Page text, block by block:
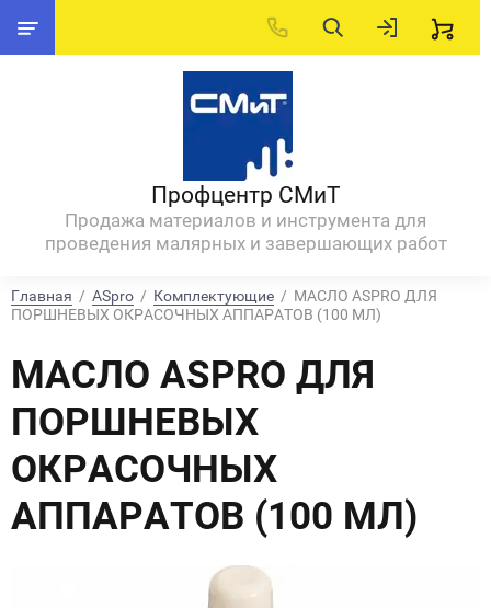
Профцентр СМиТ
Продажа материалов и инструмента для
проведения малярных и завершающих работ
Главная
  /
ASpro
  /
Комплектующие
  /  МАСЛО ASPRO ДЛЯ
ПОРШНЕВЫХ ОКРАСОЧНЫХ АППАРАТОВ (100 МЛ)
МАСЛО ASPRO ДЛЯ
ПОРШНЕВЫХ
ОКРАСОЧНЫХ
АППАРАТОВ (100 МЛ)